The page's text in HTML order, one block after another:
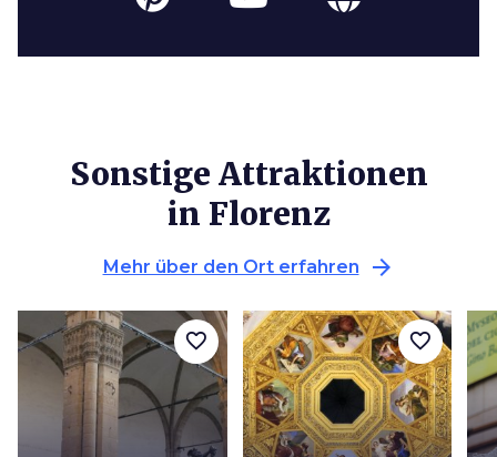
Sonstige Attraktionen
in Florenz
Mehr über den Ort erfahren arrow_forward
favorite_border favorite_border